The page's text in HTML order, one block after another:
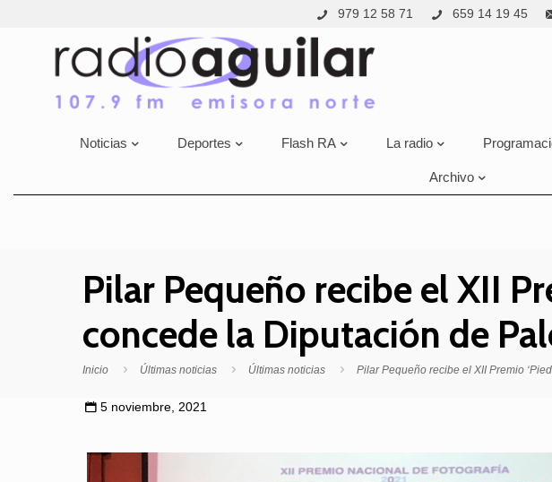
979 12 58 71 659 14 19 45
Noticias Deportes Flash RA La radio
Archivo
Pilar Pequeño recibe el XII
concede la Diputación de
Inicio Últimas noticias Últimas noticias Pilar Pequeño recibe el XII Premio
5 noviembre, 2021